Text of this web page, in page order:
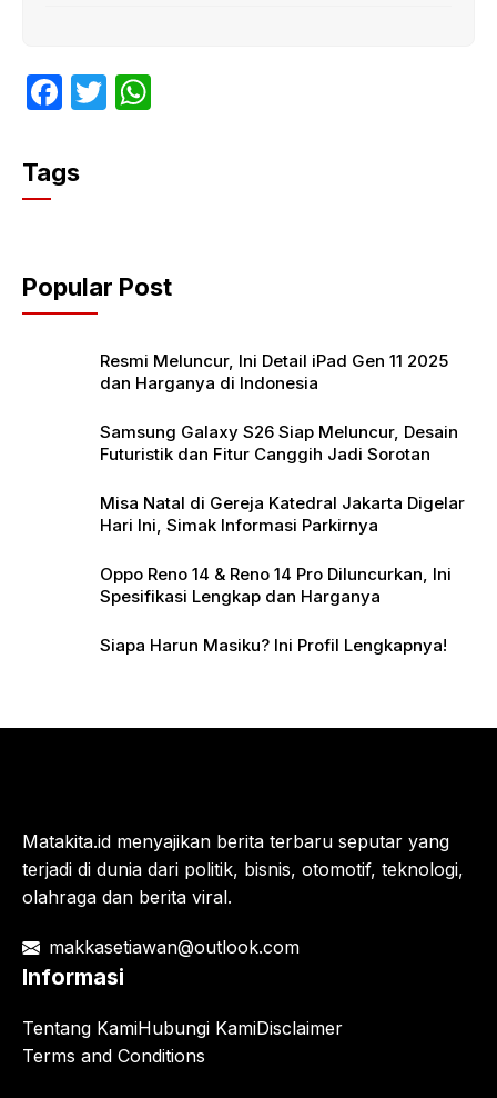
F
c
e
o
o
T
p
p
Tags
Popular Post
Resmi Meluncur, Ini Detail iPad Gen 11 2025
dan Harganya di Indonesia
Samsung Galaxy S26 Siap Meluncur, Desain
Futuristik dan Fitur Canggih Jadi Sorotan
Misa Natal di Gereja Katedral Jakarta Digelar
Hari Ini, Simak Informasi Parkirnya
Oppo Reno 14 & Reno 14 Pro Diluncurkan, Ini
Spesifikasi Lengkap dan Harganya
Siapa Harun Masiku? Ini Profil Lengkapnya!
Matakita.id menyajikan berita terbaru seputar yang
terjadi di dunia dari politik, bisnis, otomotif, teknologi,
olahraga dan berita viral.
makkasetiawan@outlook.com
Informasi
Tentang KamiHubungi KamiDisclaimer
Terms and Conditions